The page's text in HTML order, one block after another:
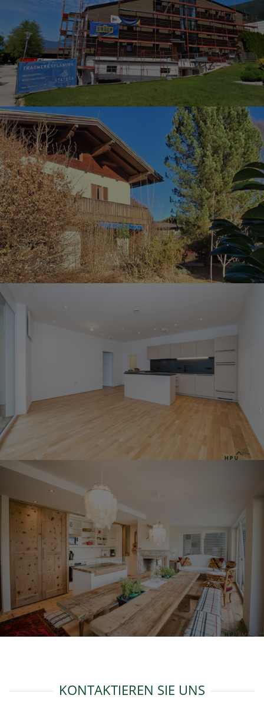
KONTAKTIEREN SIE UNS